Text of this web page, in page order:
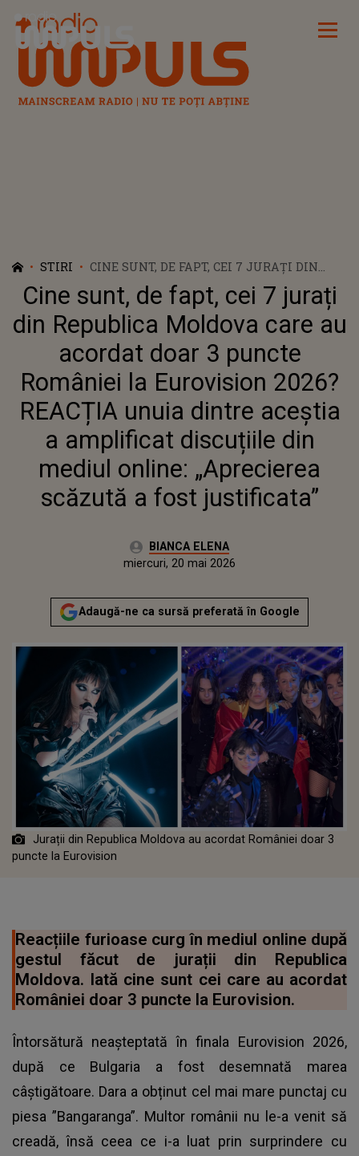
Radio Impuls
STIRI
CINE SUNT, DE FAPT, CEI 7 JURAȚI DIN
REPUBLICA MOLDOVA CARE AU ACORDAT
DOAR 3 PUNCTE ROMÂNIEI LA
EUROVISION 2026? REACȚIA UNUIA
DINTRE ACEȘTIA A AMPLIFICAT
DISCUȚIILE DIN MEDIUL ONLINE:
„APRECIEREA SCĂZUTĂ A FOST
JUSTIFICATA”
Cine sunt, de fapt, cei 7 jurați
din Republica Moldova care au
acordat doar 3 puncte
României la Eurovision 2026?
REACȚIA unuia dintre aceștia
a amplificat discuțiile din
mediul online: „Aprecierea
scăzută a fost justificata”
Autor:BIANCA ELENA
Actualizat:
miercuri, 20 mai 2026
Adaugă-ne ca sursă preferată în Google
Jurații din Republica Moldova au acordat României doar 3
puncte la Eurovision
Reacțiile furioase curg în mediul online după
gestul făcut de jurații din Republica
Moldova. Iată cine sunt cei care au acordat
României doar 3 puncte la Eurovision.
Întorsătură neașteptată în finala Eurovision 2026,
după ce Bulgaria a fost desemnată marea
câștigătoare. Dara a obținut cel mai mare punctaj cu
piesa ”Bangaranga”. Multor românii nu le-a venit să
creadă, însă ceea ce i-a luat prin surprindere cu